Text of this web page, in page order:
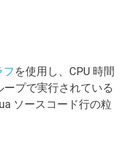
フを使用し、CPU 時間
プで実行されている
ソースコード行の粒